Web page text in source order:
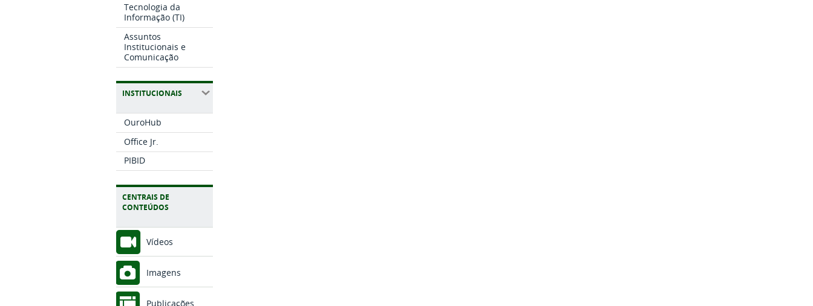
Tecnologia da
Informação (TI)
Assuntos
Institucionais e
Comunicação
INSTITUCIONAIS
OuroHub
Office Jr.
PIBID
CENTRAIS DE
CONTEÚDOS
Vídeos
Imagens
Publicações